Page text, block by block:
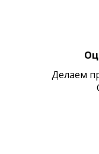
Делаем